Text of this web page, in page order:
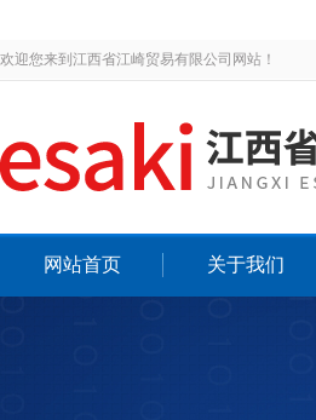
欢迎您来到江西省江崎贸易有限公司网站！
网站首页 关于我们